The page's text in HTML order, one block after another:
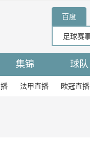
百度
集锦 球队
法甲直播 欧冠直播